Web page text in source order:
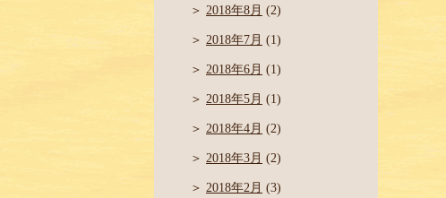
2018年8月 (2)
2018年7月 (1)
2018年6月 (1)
2018年5月 (1)
2018年4月 (2)
2018年3月 (2)
2018年2月 (3)